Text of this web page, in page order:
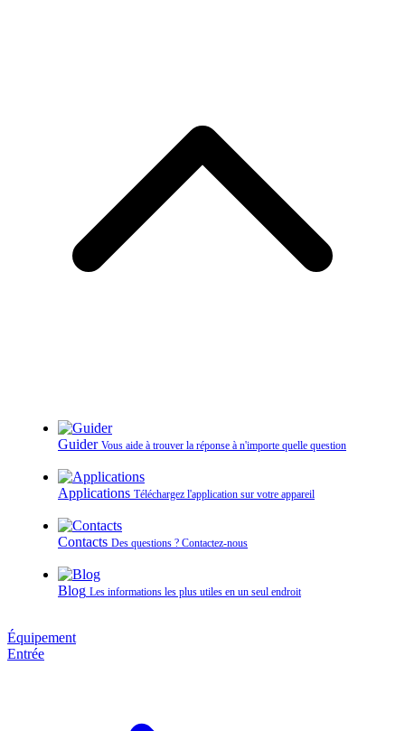
Guider Vous aide à trouver la réponse à n'importe quelle question
Applications Téléchargez l'application sur votre appareil
Contacts Des questions ? Contactez‑nous
Blog Les informations les plus utiles en un seul endroit
Équipement
Entrée